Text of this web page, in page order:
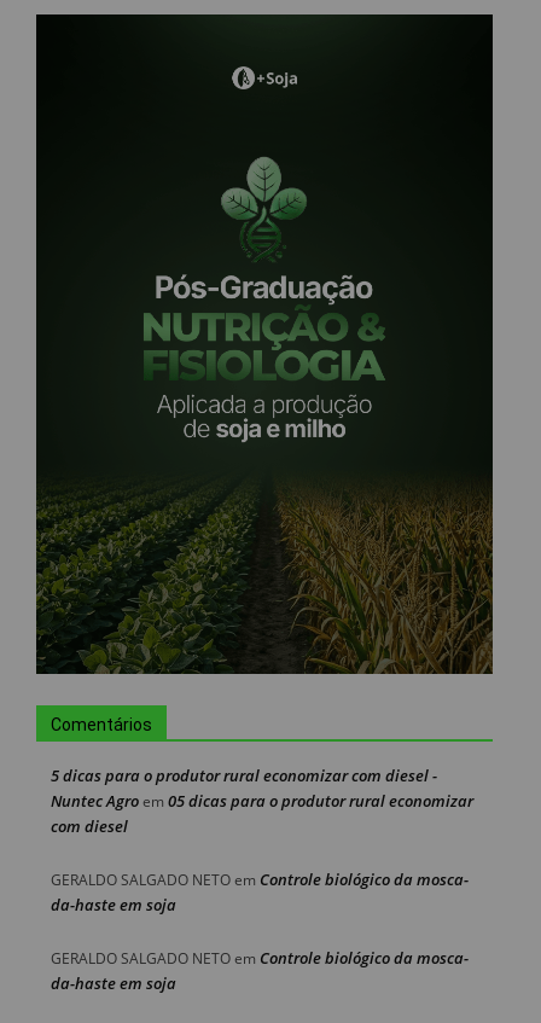
Comentários
5 dicas para o produtor rural economizar com diesel -
Nuntec Agroem 05 dicas para o produtor rural economizar
com diesel
GERALDO SALGADO NETOem Controle biológico da mosca-
da-haste em soja
GERALDO SALGADO NETOem Controle biológico da mosca-
da-haste em soja